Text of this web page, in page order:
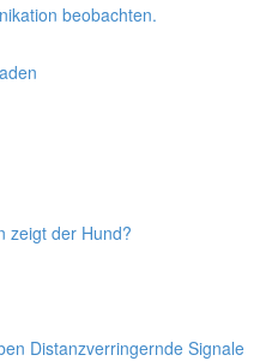
beobachten.
zeigt der Hund?
Distanzverringernde Signale